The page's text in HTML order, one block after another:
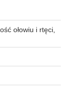
ołowiu i rtęci,